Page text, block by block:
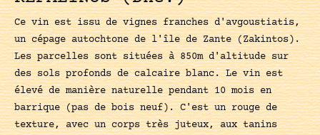
Ce vin est issu de vignes franches d'avgoustiatis,
un cépage autochtone de l'île de Zante (Zakintos).
Les parcelles sont situées à 850m d'altitude sur
des sols profonds de calcaire blanc. Le vin est
élevé de manière naturelle pendant 10 mois en
barrique (pas de bois neuf). C'est un rouge de
texture, avec un corps très juteux, aux tanins